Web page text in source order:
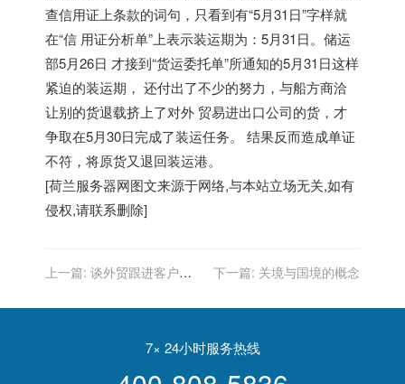
查信用证上条款的词句，只看到有“5月31日”字样就
在“信 用证分析单”上表示装运期为：5月31日。储运
部5月26日 才接到“货运委托单”所通知的5月31日这样
紧迫的装运期， 还付出了不少的努力，与船方商洽
让别的货退载挤上了对外 贸易进出口公司的货，才
争取在5月30日完成了装运任务。 结果反而造成单证
不符，将原货又退回装运港。
[荷兰服务器网图文来源于网络,与本站立场无关,如有
侵权,请联系删除]
上一篇: 谈外贸跟进客户
下一篇: 关境与国境的概念
7× 24小时服务热线